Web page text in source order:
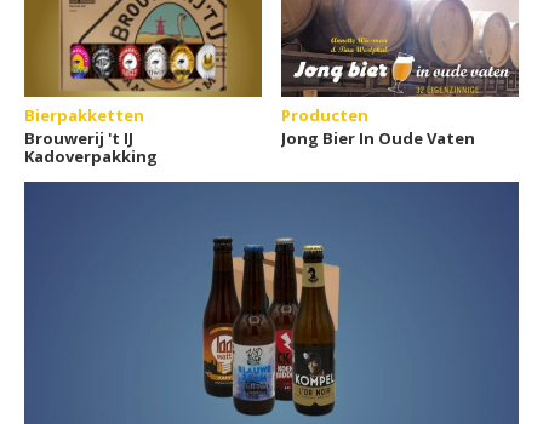
Bierpakketten
Brouwerij 't IJ
Kadoverpakking
Producten
Jong Bier In Oude Vaten